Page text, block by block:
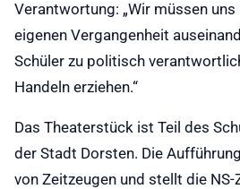
Verantwortung: „Wir müssen
eigenen Vergangenheit
Schüler zu politisch
Handeln erziehen.“
Das Theaterstück ist Teil des
der Stadt Dorsten. Die
von Zeitzeugen und stellt die NS-